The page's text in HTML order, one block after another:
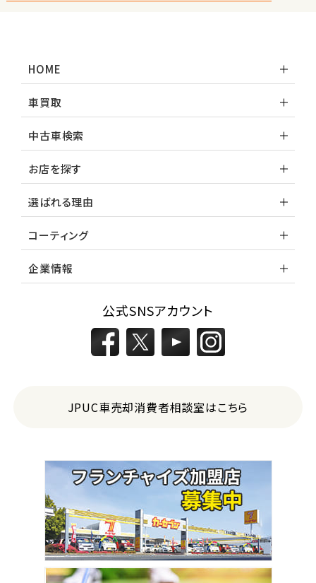
ステーションワゴン
レヴォーグ
レガシィツーリングワゴン
3位
トヨタ
カローラフィールダー
ホンダ
ステップワゴン
2位
トヨタ
アルファード
HOME
車買取
中古車検索
お店を探す
選ばれる理由
コーティング
企業情報
公式SNSアカウント
JPUC車売却消費者相談室はこちら